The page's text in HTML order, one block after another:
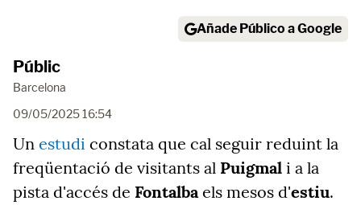
Añade Público a Google
Públic
Barcelona
09/05/2025 16:54
Un estudi constata que cal seguir reduint la
freqüentació de visitants al Puigmal i a la
pista d'accés de Fontalbaels mesos d'estiu.